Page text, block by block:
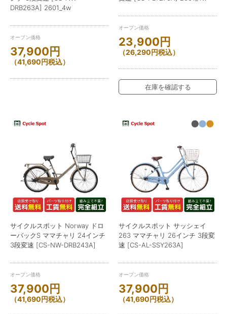
DRB263A] 2601_4w
オープン価格
37,900円
（41,690円税込）
オープン価格
23,900円
（26,290円税込）
在庫を確認する
サイクルスポット Norway ドロ
ーバックS ママチャリ 24インチ
3段変速 [CS-NW-DRB243A]
オープン価格
37,900円
（41,690円税込）
サイクルスポット サッシェイ
263 ママチャリ 26インチ 3段変
速 [CS-AL-SSY263A]
オープン価格
37,900円
（41,690円税込）